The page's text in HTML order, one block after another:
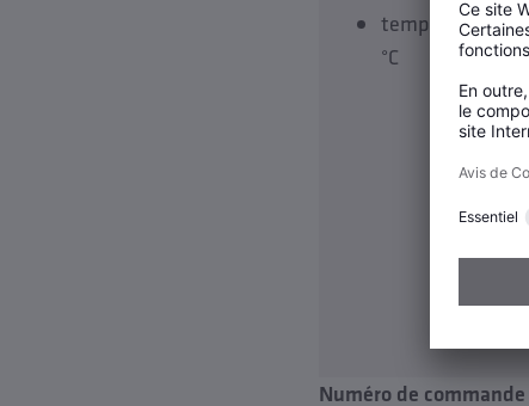
température de
°C
Numéro de commande